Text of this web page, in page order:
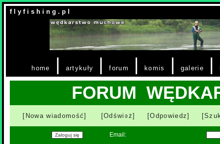
f l y f i s h i n g . p l
home | artykuły |forum | komis | galerie |
FORUM
[Nowa wiadomość] [Odśwież] [Odpowiedz]
Email: